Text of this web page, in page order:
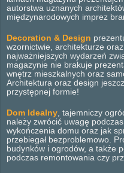
autorstwa uznanych
międzynarodowych imprez
Decoration & Design
wzornictwie, architekturze
najważniejszych wydarzeń
magazynie nie brakuje
wnętrz mieszkalnych oraz
Architektura oraz design
przystępnej formie!
Dom Idealny , tajemniczy
należy zwrócić uwagę
wykończenia domu oraz jak
przebiegał bezproblemowo.
budynków i ogrodów, a także
podczas remontowania czy